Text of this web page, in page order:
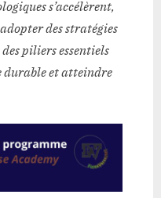
s’accélèrent,
des stratégies
piliers essentiels
durable et atteindre